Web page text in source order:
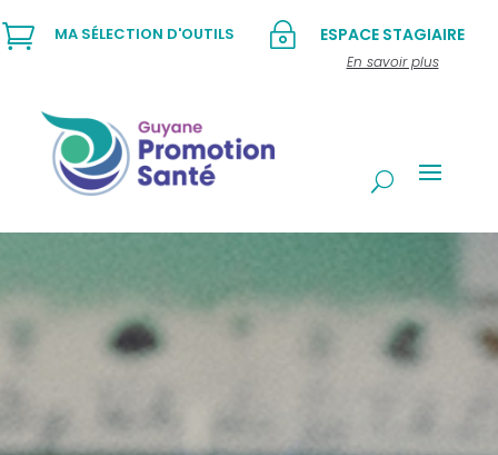
~ ESPACE STAGIAIRE
En savoir plus
 MA SÉLECTION D'OUTILS